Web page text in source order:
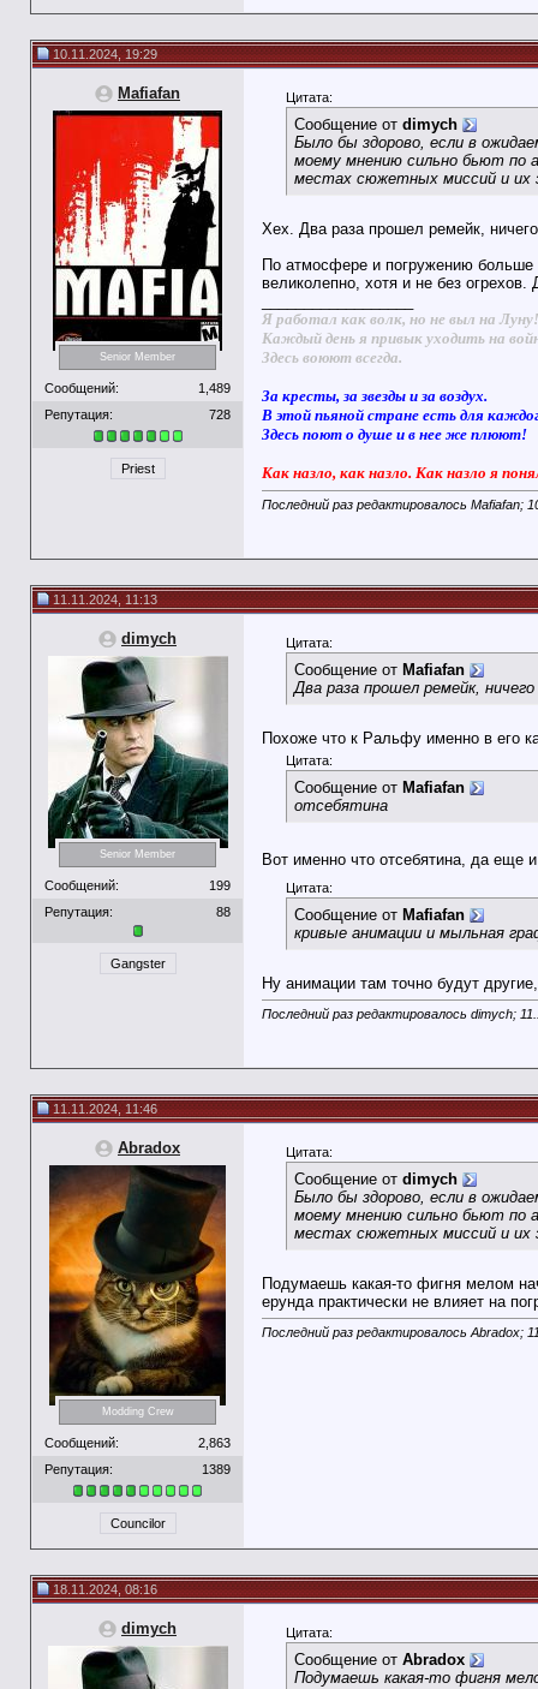
10.11.2024, 19:29
Mafiafan
Senior Member
Сообщений:
1,489
Репутация:
728
Priest
Цитата:
Сообщение от dimych
Было бы здорово, если в
моему мнению сильно бьют по
местах сюжетных миссий и их
Хех. Два раза прошел ремейк,
По атмосфере и погружению больше
великолепно, хотя и не без
Я работал как волк, но не выл на Луну!
Каждый день я привык уходить на
Здесь воюют всегда.
За кресты, за звезды и за воздух.
В этой пьяной стране есть для
Здесь поют о душе и в нее же плюют!
Как назло, как назло. Как назло я
Последний раз редактировалось Mafiafan;
11.11.2024, 11:13
dimych
Senior Member
Сообщений:
199
Репутация:
88
Gangster
Цитата:
Сообщение от Mafiafan
Два раза прошел ремейк,
Похоже что к Ральфу именно в его
Цитата:
Сообщение от Mafiafan
отсебятина
Вот именно что отсебятина, да еще
Цитата:
Сообщение от Mafiafan
кривые анимации и мыльная
Ну анимации там точно будут
Последний раз редактировалось dimych;
11.11.2024, 11:46
Abradox
Modding Crew
Сообщений:
2,863
Репутация:
1389
Councilor
Цитата:
Сообщение от dimych
Было бы здорово, если в
моему мнению сильно бьют по
местах сюжетных миссий и их
Подумаешь какая-то фигня мелом
ерунда практически не влияет на
Последний раз редактировалось Abradox;
18.11.2024, 08:16
dimych Цитата:
Сообщение от Abradox
Подумаешь какая-то фигня